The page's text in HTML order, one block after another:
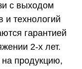
с выходом
и технологий
гарантией
2-х лет.
продукцию,